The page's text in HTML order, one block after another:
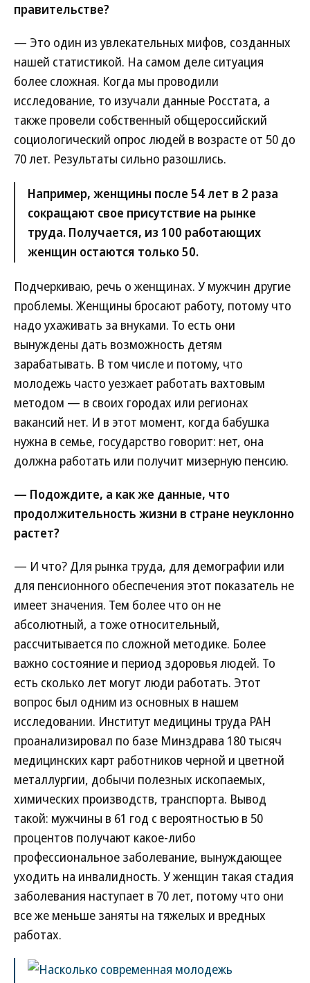
правительстве?
— Это один из увлекательных мифов, созданных
нашей статистикой. На самом деле ситуация
более сложная. Когда мы проводили
исследование, то изучали данные Росстата, а
также провели собственный общероссийский
социологический опрос людей в возрасте от 50 до
70 лет. Результаты сильно разошлись.
Например, женщины после 54 лет в 2 раза
сокращают свое присутствие на рынке
труда. Получается, из 100 работающих
женщин остаются только 50.
Подчеркиваю, речь о женщинах. У мужчин другие
проблемы. Женщины бросают работу, потому что
надо ухаживать за внуками. То есть они
вынуждены дать возможность детям
зарабатывать. В том числе и потому, что
молодежь часто уезжает работать вахтовым
методом — в своих городах или регионах
вакансий нет. И в этот момент, когда бабушка
нужна в семье, государство говорит: нет, она
должна работать или получит мизерную пенсию.
— Подождите, а как же данные, что
продолжительность жизни в стране неуклонно
растет?
— И что? Для рынка труда, для демографии или
для пенсионного обеспечения этот показатель не
имеет значения. Тем более что он не
абсолютный, а тоже относительный,
рассчитывается по сложной методике. Более
важно состояние и период здоровья людей. То
есть сколько лет могут люди работать. Этот
вопрос был одним из основных в нашем
исследовании. Институт медицины труда РАН
проанализировал по базе Минздрава 180 тысяч
медицинских карт работников черной и цветной
металлургии, добычи полезных ископаемых,
химических производств, транспорта. Вывод
такой: мужчины в 61 год с вероятностью в 50
процентов получают какое-либо
профессиональное заболевание, вынуждающее
уходить на инвалидность. У женщин такая стадия
заболевания наступает в 70 лет, потому что они
все же меньше заняты на тяжелых и вредных
работах.